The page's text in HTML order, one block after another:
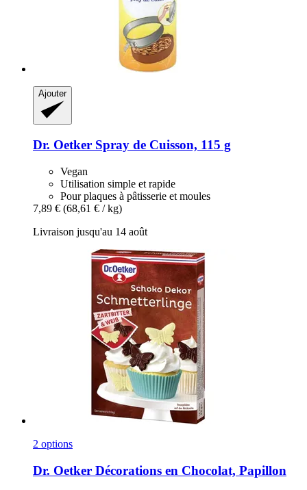
Ajouter
Dr. Oetker Spray de Cuisson, 115 g
Vegan
Utilisation simple et rapide
Pour plaques à pâtisserie et moules
7,89 € (68,61 € / kg)
Livraison jusqu'au 14 août
2 options
Dr. Oetker Décorations en Chocolat, Papillon